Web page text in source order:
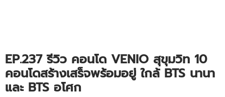
EP.237 รีวิว คอนโด VENIO สุขุมวิท 10
คอนโดสร้างเสร็จพร้อมอยู่ ใกล้ BTS นานา
และ BTS อโศก